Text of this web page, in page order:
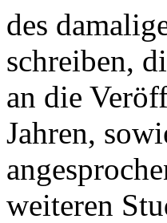
des
schreiben,
an die
Jahren,
weiteren